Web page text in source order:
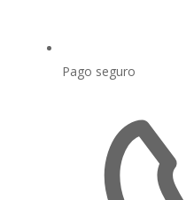
Pago seguro